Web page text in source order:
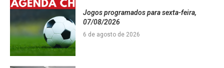
Jogos programados para sexta-feira,
07/08/2026
6 de agosto de 2026